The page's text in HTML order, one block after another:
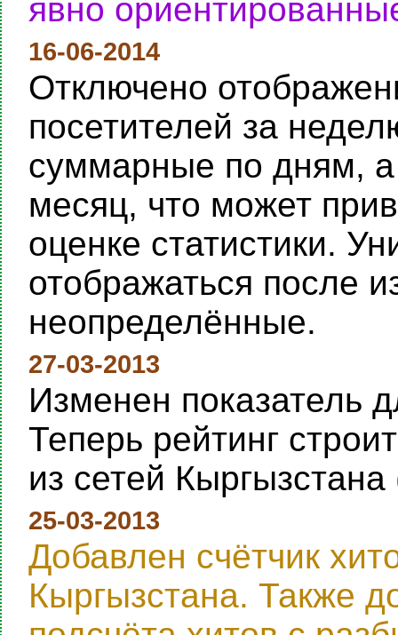
явно
16-06-2014
Отключено
посетителей за
суммарные по дням,
месяц, что может
оценке статистики.
отображаться после
неопределённые.
27-03-2013
Изменен показатель
Теперь рейтинг
из сетей
25-03-2013
Добавлен счётчик
Кыргызстана. Также